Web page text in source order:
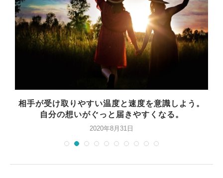
相手が受け取りやすい温度と速度を意識しよう。
自分の想いがぐっと届きやすくなる。
2020年8月31日